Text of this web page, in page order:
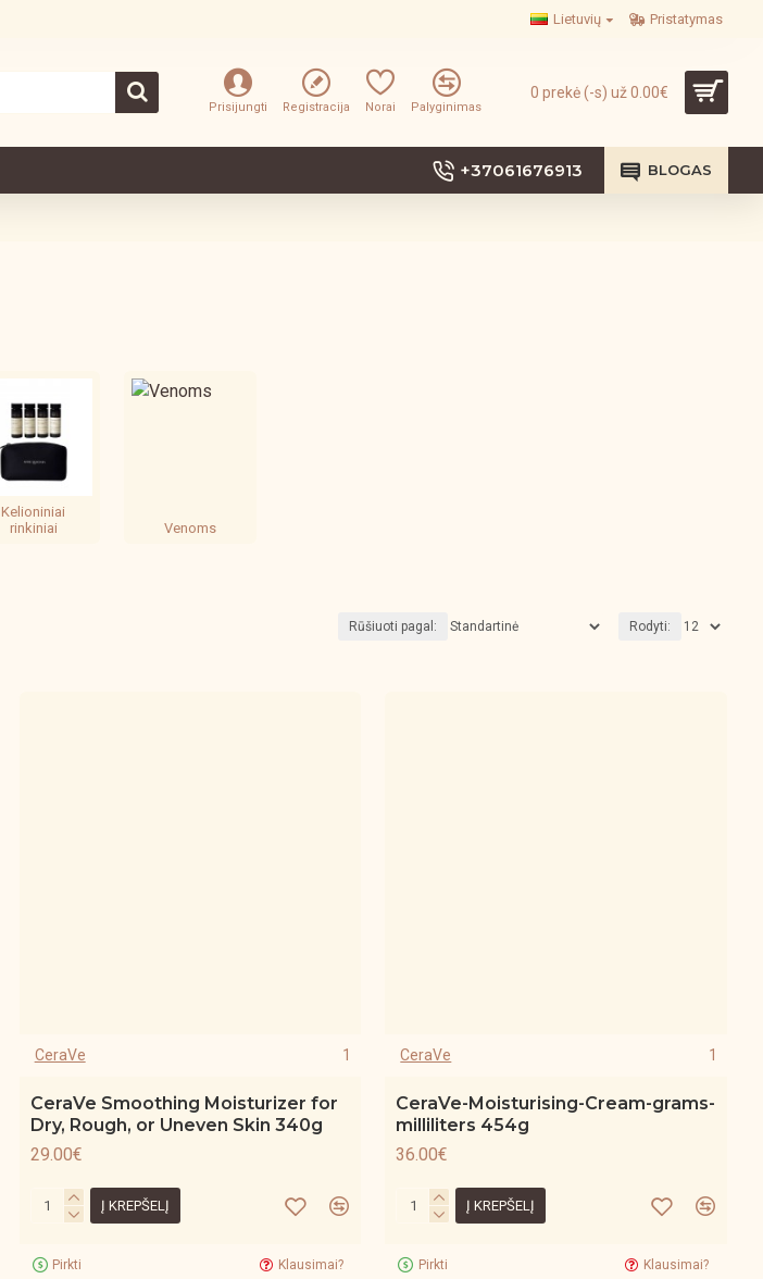
Lietuvių Pristatymas
Prisijungti Registracija Norai Palyginimas
0 prekė (-s) už 0.00€
+37061676913 BLOGAS
Kelioniniai
rinkiniai
Venoms
Rūšiuoti pagal: Rodyti:
CeraVe 1
CeraVe Smoothing Moisturizer for
Dry, Rough, or Uneven Skin 340g
29.00€
Į KREPŠELĮ
Pirkti Klausimai?
CeraVe 1
CeraVe-Moisturising-Cream-grams-
milliliters 454g
36.00€
Į KREPŠELĮ
Pirkti Klausimai?